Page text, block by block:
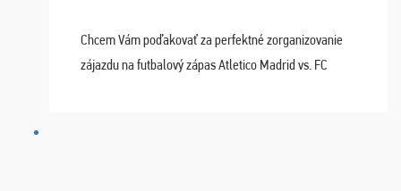
Chcem Vám poďakovať za perfektné zorganizovanie
zájazdu na futbalový zápas Atletico Madrid vs. FC